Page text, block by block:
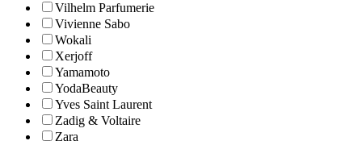
Vilhelm Parfumerie
Vivienne Sabo
Wokali
Xerjoff
Yamamoto
YodaBeauty
Yves Saint Laurent
Zadig & Voltaire
Zara